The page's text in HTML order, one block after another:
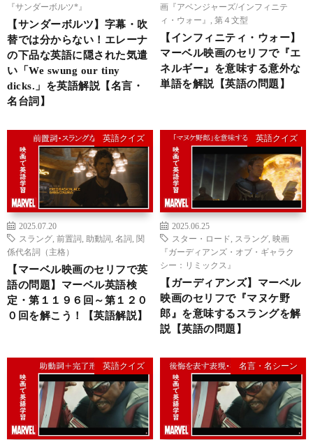
『サンダーボルツ*』
【サンダーボルツ】字幕・吹
替では分からない！エレーナ
の下品な英語に隠された気遣
い「We swung our tiny
dicks.」を英語解説【名言・
名台詞】
画『アベンジャーズ/インフィニテ
ィ・ウォー』 , 第４文型
【インフィニティ・ウォー】
マーベル映画のセリフで『エ
ネルギー』を意味する意外な
単語を解説【英語の問題】
英語クイズ
2025.07.20
スラング 前置詞 助動詞 名詞 関
係代名詞（主格）
【マーベル映画のセリフで英
語の問題】マーベル英語検
定・第１１９６回～第１２０
０回を解こう！【英語解説】
英語クイズ
2025.06.25
スター・ロード スラング 映画
『ガーディアンズ・オブ・ギャラク
シー：リミックス』
【ガーディアンズ】マーベル
映画のセリフで『マヌケ野
郎』を意味するスラングを解
説【英語の問題】
英語クイズ 名言・名シーン